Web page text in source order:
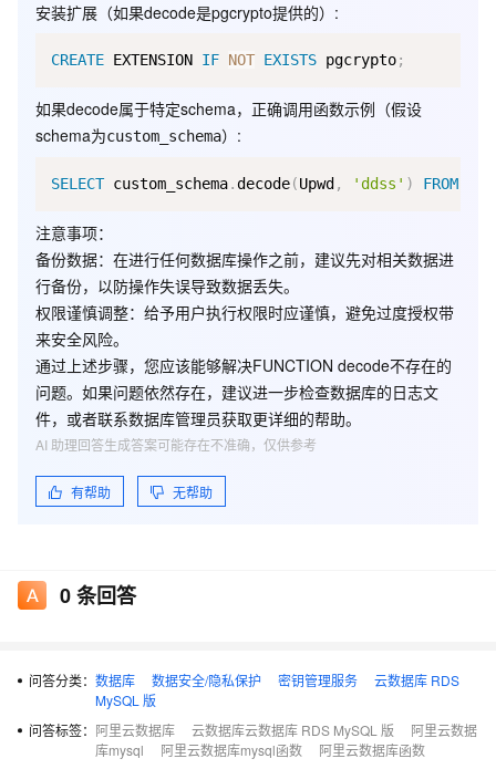
安装扩展（如果decode是pgcrypto提供的）:
CREATE EXTENSION IF NOT EXISTS pgcrypto;
如果decode属于特定schema，正确调用函数示例（假设
schema为custom_schema）:
SELECT custom_schema.decode(Upwd , 'ddss' ) FROM
注意事项：
备份数据：在进行任何数据库操作之前，建议先对相关数据进
行备份，以防操作失误导致数据丢失。
权限谨慎调整：给予用户执行权限时应谨慎，避免过度授权带
来安全风险。
通过上述步骤，您应该能够解决FUNCTION decode不存在的
问题。如果问题依然存在，建议进一步检查数据库的日志文
件，或者联系数据库管理员获取更详细的帮助。
有帮助 无帮助
AI 助理回答生成答案可能存在不准确，仅供参考
0条回答
问答分类： 数据库 数据安全/隐私保护 密钥管理服务
云数据库 RDS
MySQL 版
问答标签： 阿里云数据库 云数据库云数据库 RDS MySQL 版
阿里云数据
库mysql
阿里云数据库mysql函数
阿里云数据库函数